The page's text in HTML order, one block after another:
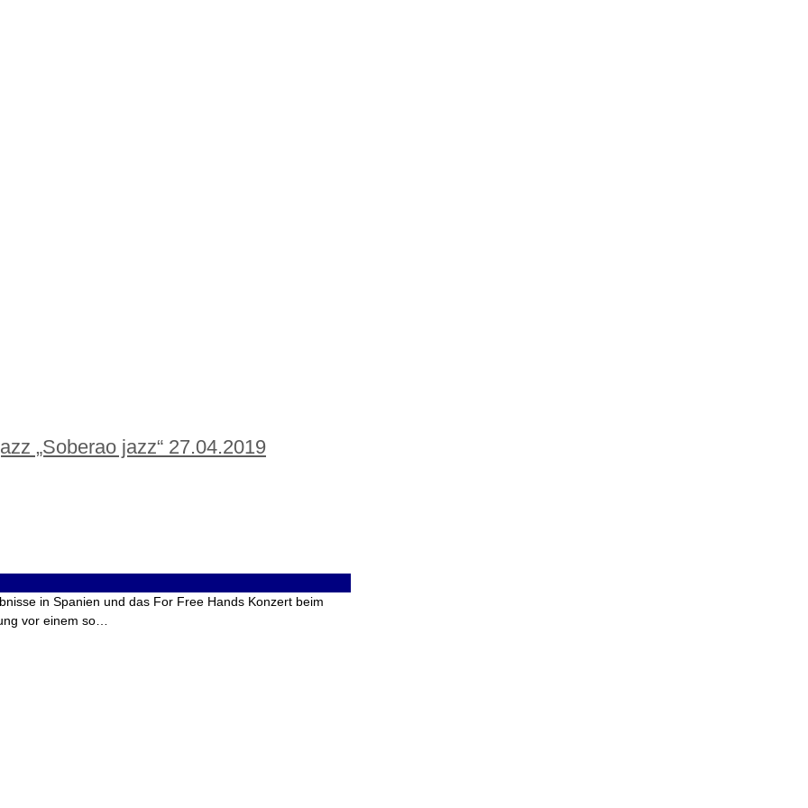
„Soberao jazz“ 27.04.2019
in Spanien und das For Free Hands Konzert beim
vor einem so…